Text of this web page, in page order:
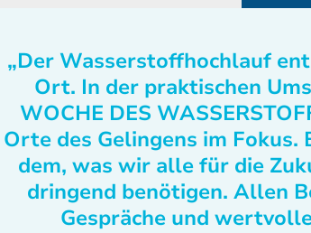
„Der Wasserstoffhochlauf
Ort. In der praktischen
WOCHE DES
Orte des Gelingens im Fokus.
dem, was wir alle für die
dringend benötigen. Allen
Gespräche und